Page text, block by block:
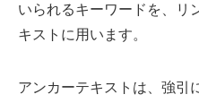
いられるキーワードを、リ
キストに用います。
アンカーテキストは、強引